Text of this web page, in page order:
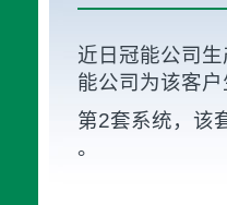
近日冠能公司生
能公司为该客
第2套系统，该
。